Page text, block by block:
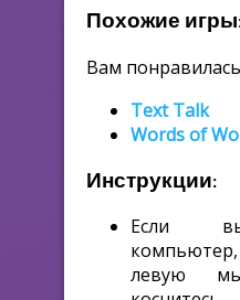
Похожие
Вам
Text Talk
Words of
Инструкции:
Если вы
левую